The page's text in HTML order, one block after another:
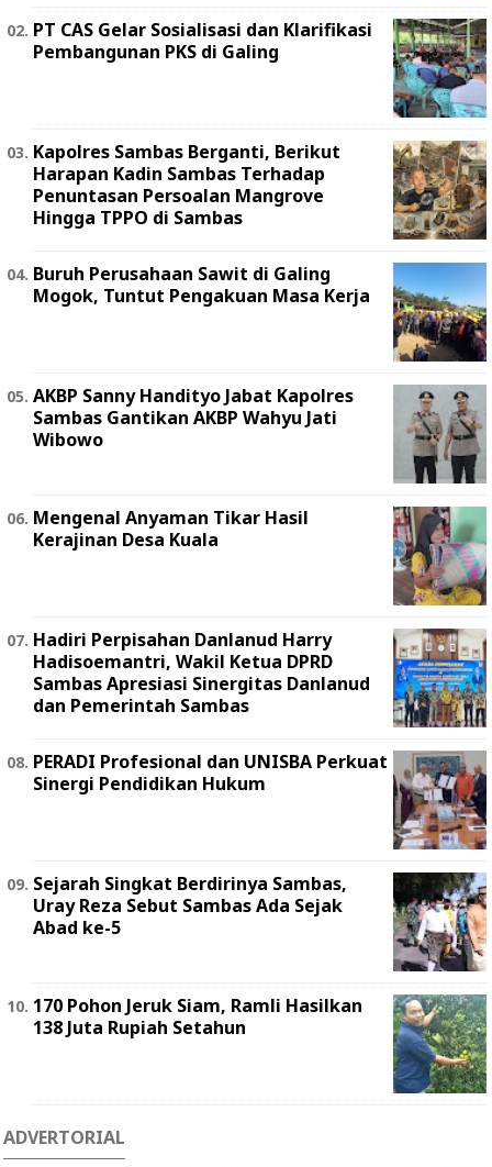
PT CAS Gelar Sosialisasi dan Klarifikasi
Pembangunan PKS di Galing
Kapolres Sambas Berganti, Berikut
Harapan Kadin Sambas Terhadap
Penuntasan Persoalan Mangrove
Hingga TPPO di Sambas
Buruh Perusahaan Sawit di Galing
Mogok, Tuntut Pengakuan Masa Kerja
AKBP Sanny Handityo Jabat Kapolres
Sambas Gantikan AKBP Wahyu Jati
Wibowo
Mengenal Anyaman Tikar Hasil
Kerajinan Desa Kuala
Hadiri Perpisahan Danlanud Harry
Hadisoemantri, Wakil Ketua DPRD
Sambas Apresiasi Sinergitas Danlanud
dan Pemerintah Sambas
PERADI Profesional dan UNISBA Perkuat
Sinergi Pendidikan Hukum
Sejarah Singkat Berdirinya Sambas,
Uray Reza Sebut Sambas Ada Sejak
Abad ke-5
170 Pohon Jeruk Siam, Ramli Hasilkan
138 Juta Rupiah Setahun
ADVERTORIAL